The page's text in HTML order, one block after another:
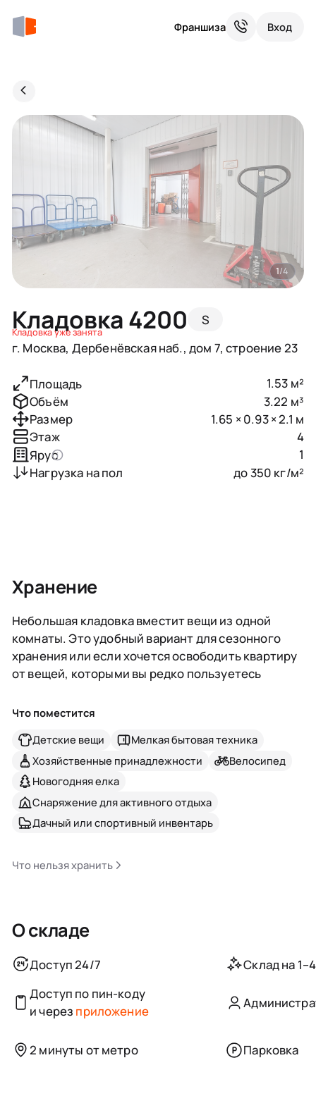
Франшиза Вход
Кладовка 4200 S
Кладовка уже занята
г. Москва, Дербенёвская наб., дом 7, строение 23
1/4
Площадь
1.53 м²
Объём
3.22 м³
Размер
1.65 × 0.93 × 2.1 м
Этаж
4
Ярус
1
Нагрузка на пол
до 350 кг/м²
Хранение
Небольшая кладовка вместит вещи из одной
комнаты. Это удобный вариант для сезонного
хранения или если хочется освободить квартиру
от вещей, которыми вы редко пользуетесь
Что поместится
Детские вещи
Мелкая бытовая техника
Хозяйственные принадлежности
Велосипед
Новогодняя елка
Снаряжение для активного отдыха
Дачный или спортивный инвентарь
Что нельзя хранить
О складе
Доступ 24/7
Склад на
Доступ по пин-коду
и через приложение
2 минуты от метро Парковка